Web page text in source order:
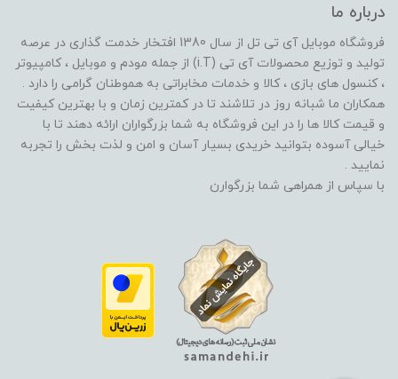
درباره ما
فروشگاه موبایل آی تی تل از سال 1380 افتخار خدمت گذاری در عرصه
تولید و توزیع محصولات آی تی (i.T) از جمله مودم و موبایل ، کامپیوتر
، کنسول های بازی ، کالا و خدمات مخابراتی به هموطنان گرامی را دارد .
همکاران ما شبانه روز در تلاشند تا در کمترین زمان و با بهترین کیفیت
و قیمت کالا ها را در این فروشگاه به شما بزرگواران ارائه دهند تا با
خیالی آسوده بتوانید خریدی بسیار آسان و امن و لذت بخش را تجربه
نمایید .
با سپاس از همراهی شما بزرگوارن